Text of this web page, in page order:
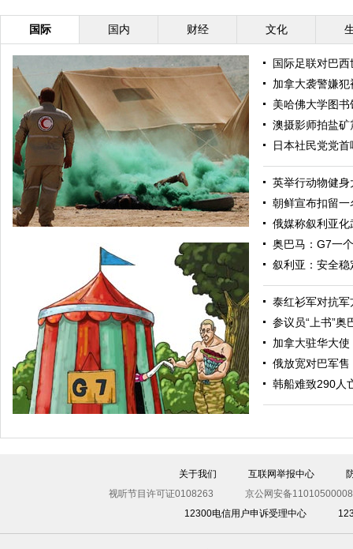
国际 国内 财经 文化
“渴望之狮”多国联合军演举行 美军秀军事力量
国际足联对巴
加拿大袭警嫌
美哈佛大学图
澳摄影师拍盐
日本社民党党
英举行动物健
朝鲜宣布扣留
俄媒称叙利亚
奥巴马：G7一
叙利亚：安全
泰红衫军对抗
参议员“上书”奥
加拿大驻华大
俄放宽对巴军
韩船难致290人
关于我们 互联网举报中心
视听节目许可证0108263
京公网安备
12300电信用户申诉受理中心